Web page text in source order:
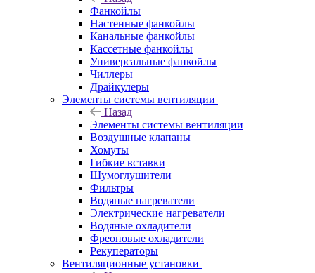
Фанкойлы
Настенные фанкойлы
Канальные фанкойлы
Кассетные фанкойлы
Универсальные фанкойлы
Чиллеры
Драйкулеры
Элементы системы вентиляции
Назад
Элементы системы вентиляции
Воздушные клапаны
Хомуты
Гибкие вставки
Шумоглушители
Фильтры
Водяные нагреватели
Электрические нагреватели
Водяные охладители
Фреоновые охладители
Рекуператоры
Вентиляционные установки